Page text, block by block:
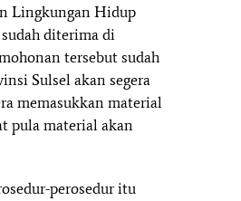
Lingkungan Hidup
diterima di
tersebut sudah
Sulsel akan segera
memasukkan material
pula material akan
perosedur itu